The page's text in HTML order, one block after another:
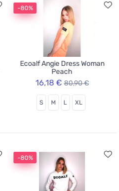
-80%
Ecoalf Angie Dress Woman
Peach
16,18 € 80,90 €
S M L XL
-80%